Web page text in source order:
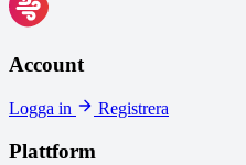
Account
Logga in Registrera
Plattform